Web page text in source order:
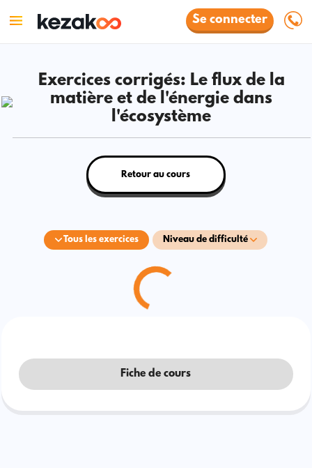
Se connecter
Exercices corrigés: Le flux de la
matière et de l'énergie dans
l'écosystème
Tous les exercices Niveau de difficulté
Retour au cours
Fiche de cours